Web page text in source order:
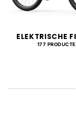
ELEKTRISCHE
177